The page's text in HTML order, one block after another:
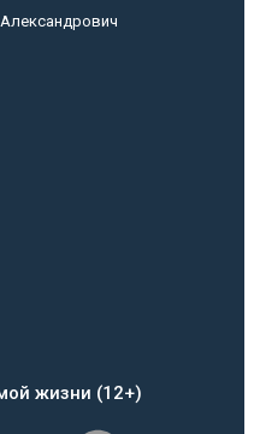
жизни (12+)